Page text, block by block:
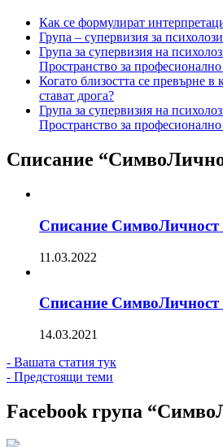
Как се формулират
Група – супервизия за
Група за супервизия на
Пространство за
Когато близостта се превърне
стават дрога?
Група за супервизия на
Пространство за
Списание
Списание СимвоЛичност
11.03.2022
Списание СимвоЛичност
14.03.2021
- Вашата статия тук
- Предстоящи теми
Facebook група